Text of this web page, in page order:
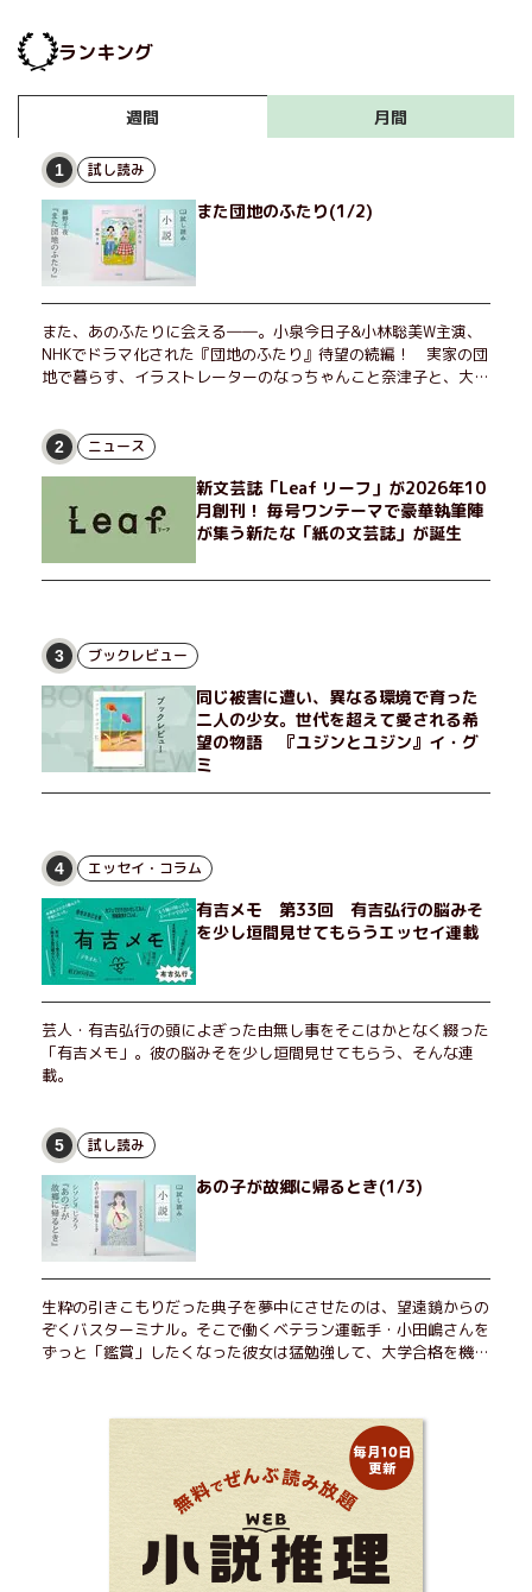
ランキング
週間 月間
1 試し読み
また団地のふたり(1/2)
また、あのふたりに会える――。小泉今日子&小林聡美W主演、
NHKでドラマ化された『団地のふたり』待望の続編！ 実家の団
地で暮らす、イラストレーターのなっちゃんこと奈津子と、大学
げたり、部屋でふたりだけの「台湾映画祭」を催したり。50代
独身、幼なじみの変わらぬ友情とささやかな幸せの日々を描く。
2 ニュース
新文芸誌「Leaf リーフ」が2026年10
月創刊！ 毎号ワンテーマで豪華執筆陣
が集う新たな「紙の文芸誌」が誕生
3 ブックレビュー
同じ被害に遭い、異なる環境で育った
二人の少女。世代を超えて愛される希
望の物語 『ユジンとユジン』イ・グ
ミ
4 エッセイ・コラム
有吉メモ 第33回 有吉弘行の脳みそ
を少し垣間見せてもらうエッセイ連載
芸人・有吉弘行の頭によぎった由無し事をそこはかとなく綴った
「有吉メモ」。彼の脳みそを少し垣間見せてもらう、そんな連
載。
5 試し読み
あの子が故郷に帰るとき(1/3)
生粋の引きこもりだった典子を夢中にさせたのは、望遠鏡からの
ぞくバスターミナル。そこで働くベテラン運転手・小田嶋さんを
ずっと「鑑賞」したくなった彼女は猛勉強して、大学合格を機に
る！ 地元が恋しくなったとき、どこか遠くへ逃げたいときは読
んで下さい。孤独を愛する人のお守りになる、くすっと、うるっ